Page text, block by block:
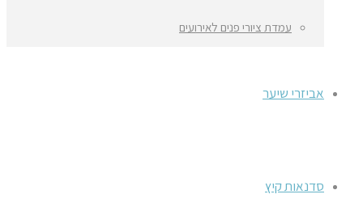
עמדת ציורי פנים לאירועים
אביזרי שיער
סדנאות קיץ